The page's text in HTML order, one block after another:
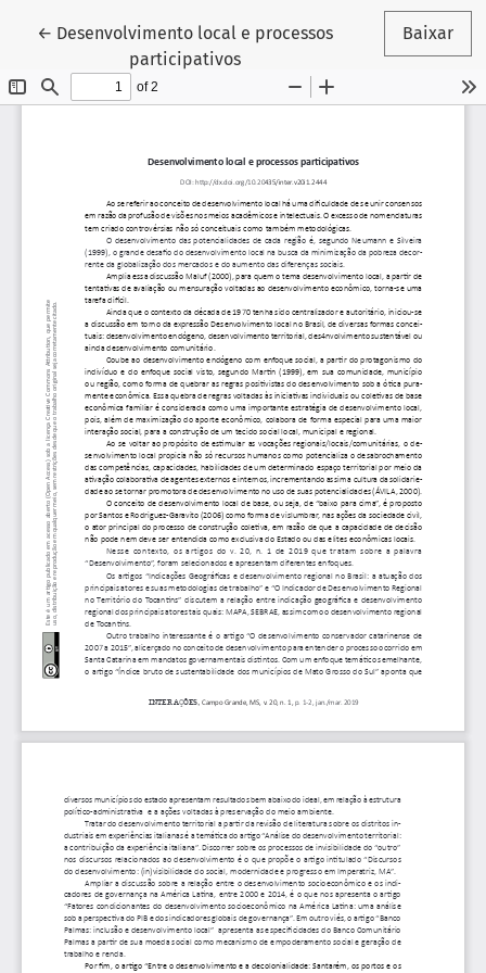
← Voltar aos Detalhes do Artigo
Desenvolvimento local e processos
participativos
Baixar